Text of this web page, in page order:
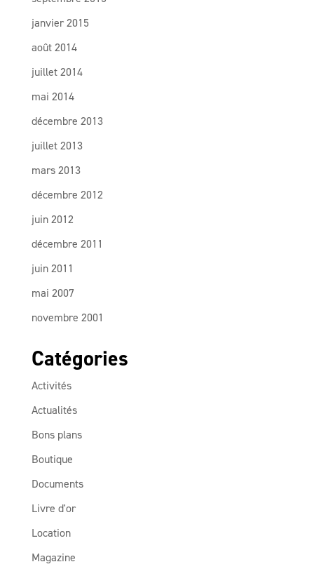
janvier 2015
août 2014
juillet 2014
mai 2014
décembre 2013
juillet 2013
mars 2013
décembre 2012
juin 2012
décembre 2011
juin 2011
mai 2007
novembre 2001
Catégories
Activités
Actualités
Bons plans
Boutique
Documents
Livre d'or
Location
Magazine